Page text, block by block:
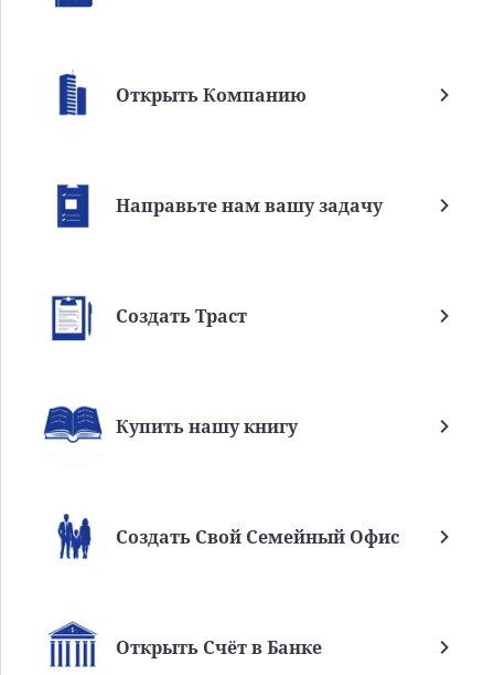
Открыть Компанию
Направьте нам вашу задачу
Создать Траст
Купить нашу книгу
Создать Свой Семейный Офис
Открыть Счёт в Банке